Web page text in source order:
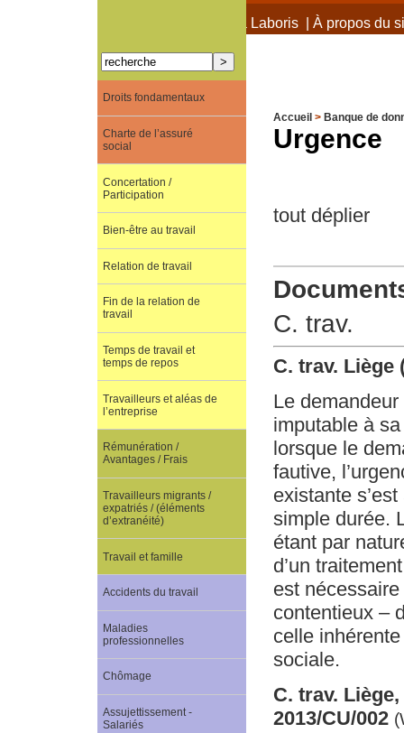
À propos de Terra Laboris| À propos du
Accueil > Banque de
Urgence
tout déplier
C. trav.
C. trav. Liège
Le demandeur
imputable à
lorsque le
fautive,
existante
simple durée.
étant par
d’un
est
contentieux –
celle
sociale.
C. trav.
2013/CU/002
Droits fondamentaux
Charte de l’assuré
social
Concertation /
Participation
Bien-être au travail
Relation de travail
Fin de la relation de
travail
Temps de travail et
temps de repos
Travailleurs et aléas de
l’entreprise
Rémunération /
Avantages / Frais
Travailleurs migrants /
expatriés / (éléments
d’extranéité)
Travail et famille
Accidents du travail
Maladies
professionnelles
Chômage
Assujettissement -
Salariés